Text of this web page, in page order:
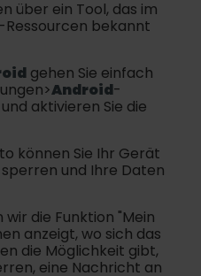
über ein Tool, das im
bekannt
gehen Sie einfach
Android-
und aktivieren Sie die
können Sie Ihr Gerät
und Ihre Daten
wir die Funktion "Mein
anzeigt, wo sich das
die Möglichkeit gibt,
eine Nachricht an